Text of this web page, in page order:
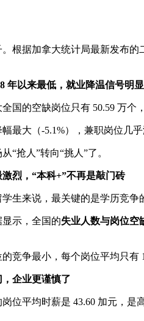
根据加拿大统计局最新发布
年以来最低，就业降温信号明显
国的空缺岗位只有 50.59 万个
最大（-5.1%），兼职岗位几
“抢人”转向“挑人”了。
烈，“本科+”不再是敲门砖
生来说，最关键的是学历竞争
示，全国的失业人数与岗位空
竞争最小，每个岗位平均只有
企业更谨慎了
位平均时薪是 43.60 加元，